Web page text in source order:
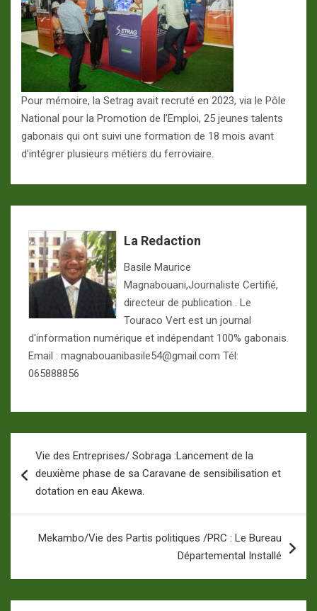
Pour mémoire, la Setrag avait recruté en 2023, via le Pôle
National pour la Promotion de l’Emploi, 25 jeunes talents
gabonais qui ont suivi une formation de 18 mois avant
d’intégrer plusieurs métiers du ferroviaire.
La Redaction
Basile Maurice
Magnabouani,Journaliste Certifié,
directeur de publication . Le
Touraco Vert est un journal
d'information numérique et indépendant 100% gabonais.
Email : magnabouanibasile54@gmail.com Tél:
065888856
de
l’article
Vie des Entreprises/ Sobraga :Lancement de la
deuxième phase de sa Caravane de sensibilisation et
dotation en eau Akewa.
Mekambo/Vie des Partis politiques /PRC : Le Bureau
Départemental Installé